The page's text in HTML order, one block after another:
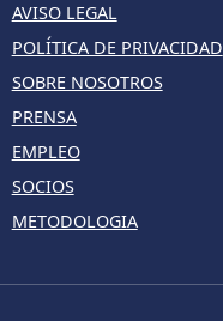
AVISO LEGAL
POLÍTICA DE PRIVACIDAD
SOBRE NOSOTROS
PRENSA
EMPLEO
SOCIOS
METODOLOGIA